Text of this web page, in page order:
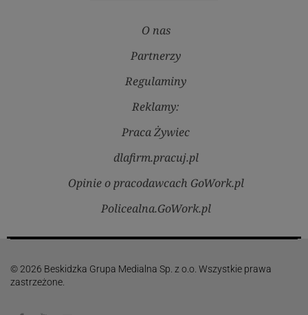
O nas
Partnerzy
Regulaminy
Reklamy:
Praca Żywiec
dlafirm.pracuj.pl
Opinie o pracodawcach GoWork.pl
Policealna.GoWork.pl
© 2026 Beskidzka Grupa Medialna Sp. z o.o. Wszystkie prawa
zastrzeżone.